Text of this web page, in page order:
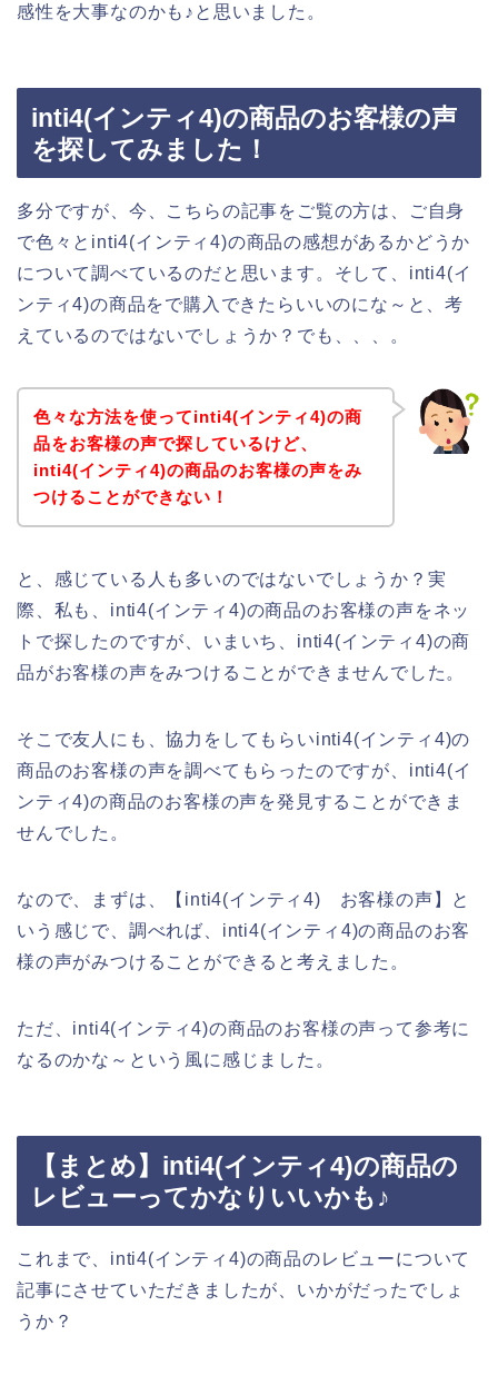
感性を大事なのかも♪と思いました。
inti4(インティ4)の商品のお客様の声
を探してみました！
多分ですが、今、こちらの記事をご覧の方は、ご自身
で色々とinti4(インティ4)の商品の感想があるかどうか
について調べているのだと思います。そして、inti4(イ
ンティ4)の商品をで購入できたらいいのにな～と、考
えているのではないでしょうか？でも、、、。
色々な方法を使ってinti4(インティ4)の商
品をお客様の声で探しているけど、
inti4(インティ4)の商品のお客様の声をみ
つけることができない！
と、感じている人も多いのではないでしょうか？実
際、私も、inti4(インティ4)の商品のお客様の声をネッ
トで探したのですが、いまいち、inti4(インティ4)の商
品がお客様の声をみつけることができませんでした。
そこで友人にも、協力をしてもらいinti4(インティ4)の
商品のお客様の声を調べてもらったのですが、inti4(イ
ンティ4)の商品のお客様の声を発見することができま
せんでした。
なので、まずは、【inti4(インティ4) お客様の声】と
いう感じで、調べれば、inti4(インティ4)の商品のお客
様の声がみつけることができると考えました。
ただ、inti4(インティ4)の商品のお客様の声って参考に
なるのかな～という風に感じました。
【まとめ】inti4(インティ4)の商品の
レビューってかなりいいかも♪
これまで、inti4(インティ4)の商品のレビューについて
記事にさせていただきましたが、いかがだったでしょ
うか？